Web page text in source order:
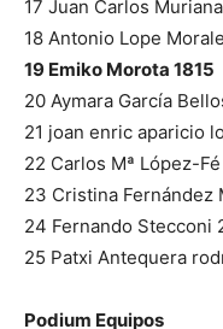
17 Juan Carlos
18 Antonio Lope
19 Emiko Morota 1815
20 Aymara García
21 joan enric aparicio
22 Carlos Mª López-
23 Cristina Fernández
24 Fernando Stecconi
25 Patxi Antequera
Podium Equipos